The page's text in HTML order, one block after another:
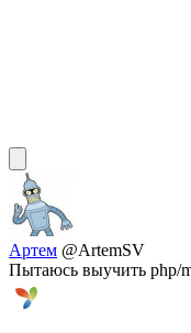
Артем @ArtemSV
Пытаюсь выучить php/